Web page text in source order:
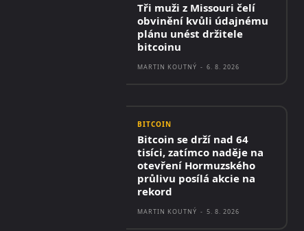
Tři muži z Missouri čelí
obvinění kvůli údajnému
plánu unést držitele
bitcoinu
MARTIN KOUTNÝ - 6. 8. 2026
BITCOIN
Bitcoin se drží nad 64
tisíci, zatímco naděje na
otevření Hormuzského
průlivu posílá akcie na
rekord
MARTIN KOUTNÝ - 5. 8. 2026